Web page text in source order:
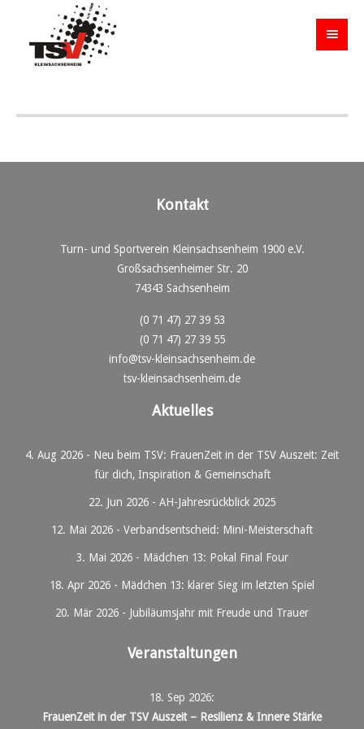
Kontakt
Turn- und Sportverein Kleinsachsenheim 1900 e.V.
Großsachsenheimer Str. 20
74343 Sachsenheim
(0 71 47) 27 39 53
(0 71 47) 27 39 55
info@tsv-kleinsachsenheim.de
tsv-kleinsachsenheim.de
Aktuelles
4. Aug 2026 - Neu beim TSV: FrauenZeit in der TSV Auszeit: Zeit
für dich, Inspiration & Gemeinschaft
22. Jun 2026 - AH-Jahresrückblick 2025
12. Mai 2026 - Verbandsentscheid: Mini-Meisterschaft
3. Mai 2026- Mädchen 13: Pokal Final Four
18. Apr 2026 - Mädchen 13: klarer Sieg im letzten Spiel
20. Mär 2026 - Jubiläumsjahr mit Freude und Trauer
Veranstaltungen
18. Sep 2026:
FrauenZeit in der TSV Auszeit – Resilienz & Innere Stärke